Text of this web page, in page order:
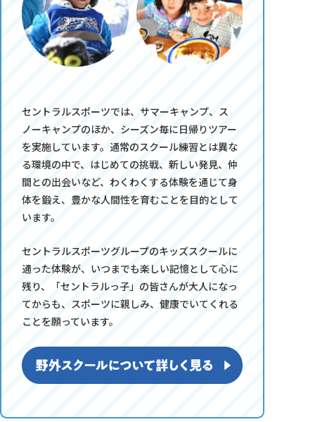
セントラルスポーツでは、サマーキャンプ、ス
ノーキャンプのほか、シーズン毎に日帰りツアー
を実施しています。通常のスクール練習とは異な
る環境の中で、はじめての挑戦、新しい発見、仲
間との出会いなど、わくわくする体験を通じて身
体を鍛え、豊かな人間性を育むことを目的として
います。
セントラルスポーツグループのキッズスクールに
通った体験が、いつまでも楽しい記憶として心に
残り、「セントラルっ子」の皆さんが大人になっ
てからも、スポーツに親しみ、健康でいてくれる
ことを願っています。